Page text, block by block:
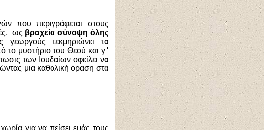
που περιγράφεται στους
ως βραχεία σύνοψη όλης
τεκμηριώνει τα
μυστήριο του Θεού και γι'
των Ιουδαίων οφείλει να
μια καθολική όραση στα
για να πείσει εμάς τους